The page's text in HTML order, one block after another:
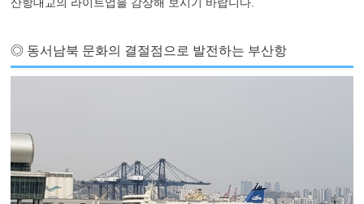
산항대교의 라이트업을 감상해 보시기 바랍니다.
◎ 동서남북 문화의 결절점으로 발전하는 부산항